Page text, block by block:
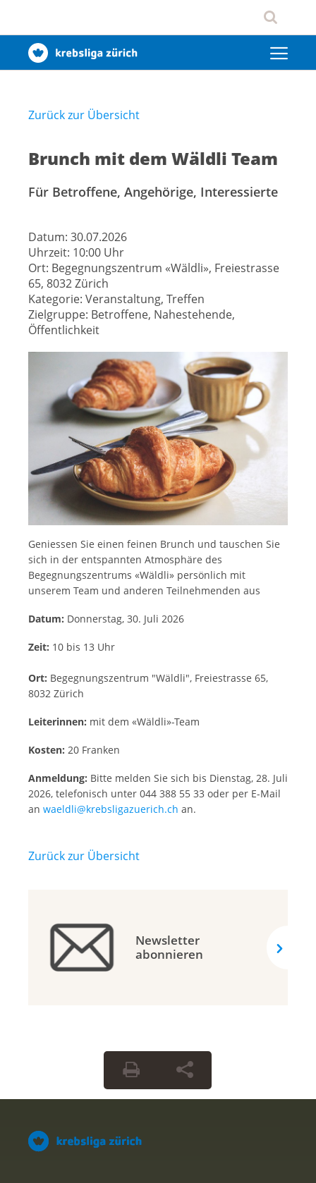
Zurück zur Übersicht
Brunch mit dem Wäldli Team
Für Betroffene, Angehörige, Interessierte
Datum: 30.07.2026
Uhrzeit: 10:00 Uhr
Ort: Begegnungszentrum «Wäldli», Freiestrasse
65, 8032 Zürich
Kategorie: Veranstaltung, Treffen
Zielgruppe: Betroffene, Nahestehende,
Öffentlichkeit
Geniessen Sie einen feinen Brunch und tauschen Sie
sich in der entspannten Atmosphäre des
Begegnungszentrums «Wäldli» persönlich mit
unserem Team und anderen Teilnehmenden aus
Datum: Donnerstag, 30. Juli 2026
Zeit: 10 bis 13 Uhr
Ort: Begegnungszentrum "Wäldli", Freiestrasse 65,
8032 Zürich
Leiterinnen: mit dem «Wäldli»-Team
Kosten: 20 Franken
Anmeldung: Bitte melden Sie sich bis Dienstag, 28. Juli
2026, telefonisch unter 044 388 55 33 oder per E-Mail
an waeldli@krebsligazuerich.ch an.
Zurück zur Übersicht
Newsletter
abonnieren